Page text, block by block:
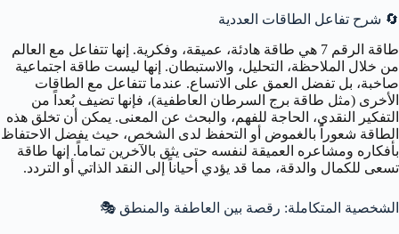
🔄 شرح تفاعل الطاقات العددية
طاقة الرقم 7 هي طاقة هادئة، عميقة، وفكرية. إنها تتفاعل مع العالم
من خلال الملاحظة، التحليل، والاستبطان. إنها ليست طاقة اجتماعية
صاخبة، بل تفضل العمق على الاتساع. عندما تتفاعل مع الطاقات
الأخرى (مثل طاقة برج السرطان العاطفية)، فإنها تضيف بُعداً من
التفكير النقدي، الحاجة للفهم، والبحث عن المعنى. يمكن أن تخلق هذه
الطاقة شعوراً بالغموض أو التحفظ لدى الشخص، حيث يفضل الاحتفاظ
بأفكاره ومشاعره العميقة لنفسه حتى يثق بالآخرين تماماً. إنها طاقة
تسعى للكمال والدقة، مما قد يؤدي أحياناً إلى النقد الذاتي أو التردد.
الشخصية المتكاملة: رقصة بين العاطفة والمنطق 🎭